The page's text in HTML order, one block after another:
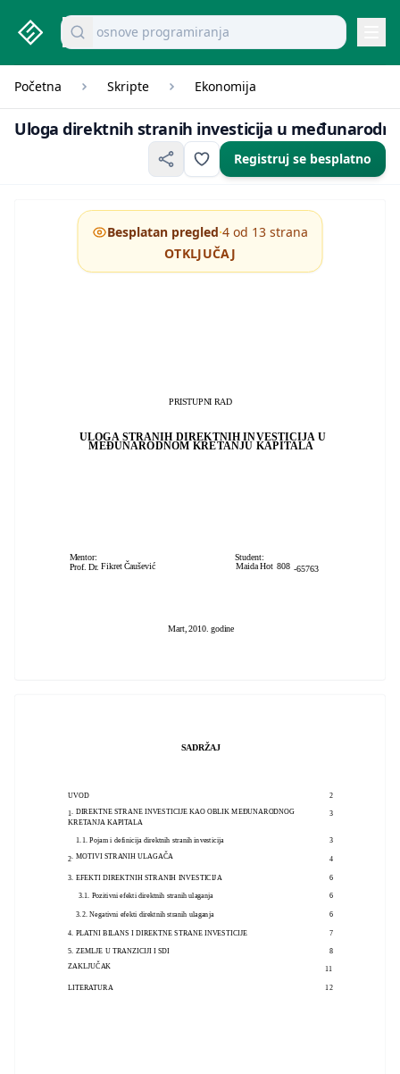
studenti.rs home page
Pretraži dokumente
osnove programiranja
Početna Skripte Ekonomija
Uloga direktnih stranih investicija u
Registruj se besplatno
EKONOMSKI FAKULTET U SARAJEVU
UNIVERZITET U SARAJEVU
PRISTUPNI RAD
ULOGA STRANIH DIREKTNIH INVESTICIJA U
MEĐUNARODNOM KRETANJU KAPITALA
Mentor: Student:
Prof. Dr. Fikret Čaušević Maida Hot 808 -65763
Mart, 2010. godine
SADRŽAJ
UVOD 2
1. DIREKTNE STRANE INVESTICIJE KAO OBLIK MEĐUNARODNOG
KRETANJA KAPITALA
3
1.1. Pojam i definicija direktnih stranih investicija 3
2. MOTIVI STRANIH ULAGAČA 4
3. EFEKTI DIREKTNIH STRANIH INVESTICIJA 6
3.1. Pozitivni efekti direktnih stranih ulaganja 6
3.2. Negativni efekti direktnih stranih ulaganja 6
4. PLATNI BILANS I DIREKTNE STRANE INVESTICIJE 7
5. ZEMLJE U TRANZICIJI I SDI
8
ZAKLJUČAK
11
LITERATURA 12
Besplatan pregled·4 od 13 strana
OTKLJUČAJ